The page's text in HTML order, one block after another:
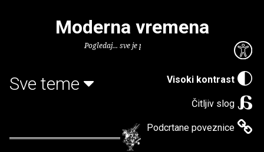
Visoki kontrast
Čitljiv slog
Podcrtane poveznice
Moderna vremena
Pogledaj... sve je puno knjiga.
Sve teme